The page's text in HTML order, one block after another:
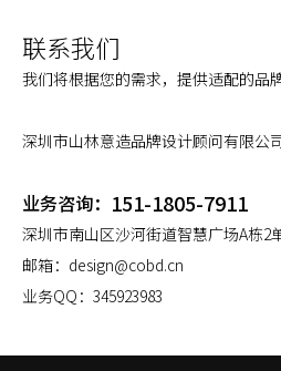
联系我们
我们将根据您的需求，提供适配的品
深圳市山林意造品牌设计顾问有限公
业务咨询： 151-1805-7911
深圳市南山区沙河街道智慧广场A栋2
邮箱： design@cobd.cn
业务QQ： 345923983